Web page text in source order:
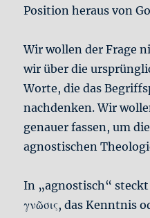
Position heraus von
Wir wollen der Frage
wir über die
Worte, die das
nachdenken. Wir
genauer fassen, um
agnostischen
In „agnostisch“
γνῶσις, das Kenntnis